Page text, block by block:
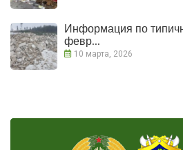
Информация по
февр...
10 марта, 2026